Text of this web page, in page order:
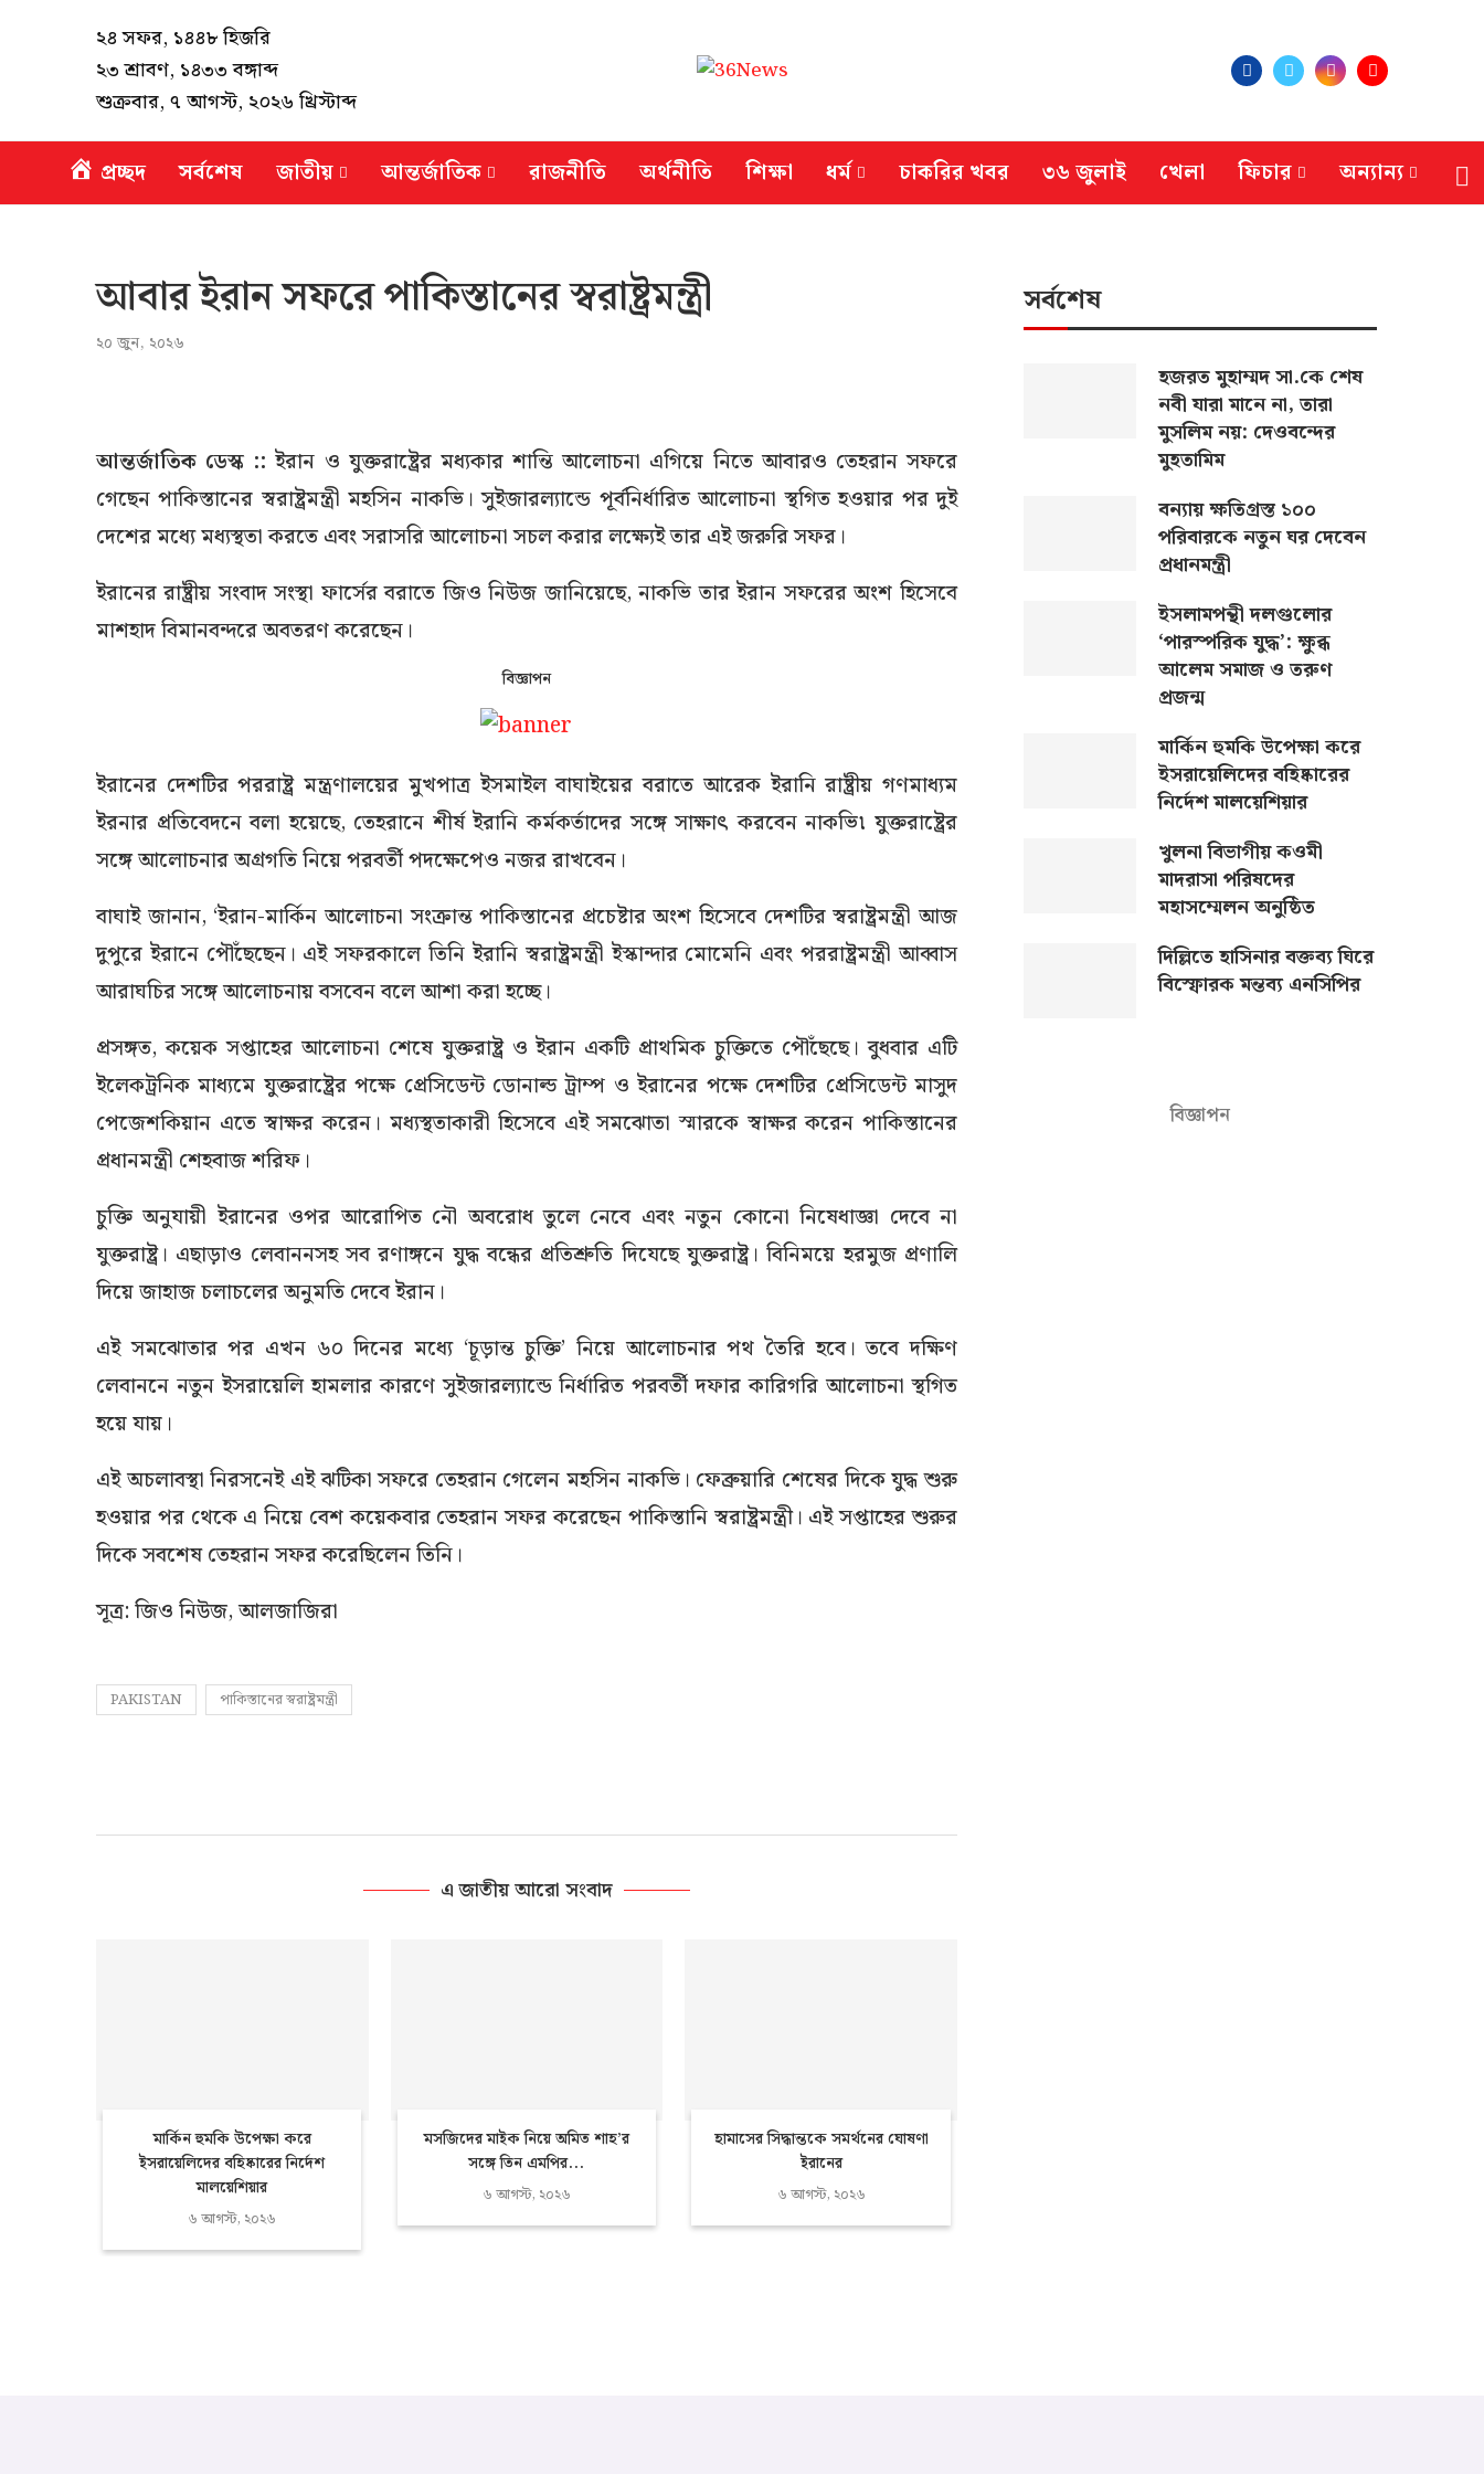
২৪ সফর, ১৪৪৮ হিজরি
২৩ শ্রাবণ, ১৪৩৩ বঙ্গাব্দ
শুক্রবার, ৭ আগস্ট, ২০২৬ খ্রিস্টাব্দ
প্রচ্ছদ সর্বশেষ জাতীয় আন্তর্জাতিক রাজনীতি অর্থনীতি শিক্ষা ধর্ম চাকরির খবর ৩৬ জুলাই খেলা ফিচার অন্যান্য
আবার ইরান সফরে পাকিস্তানের স্বরাষ্ট্রমন্ত্রী
২০ জুন, ২০২৬
আন্তর্জাতিক ডেস্ক :: ইরান ও যুক্তরাষ্ট্রের মধ্যকার শান্তি আলোচনা এগিয়ে নিতে আবারও তেহরান সফরে
গেছেন পাকিস্তানের স্বরাষ্ট্রমন্ত্রী মহসিন নাকভি। সুইজারল্যান্ডে পূর্বনির্ধারিত আলোচনা স্থগিত হওয়ার পর দুই
দেশের মধ্যে মধ্যস্থতা করতে এবং সরাসরি আলোচনা সচল করার লক্ষ্যেই তার এই জরুরি সফর।
ইরানের রাষ্ট্রীয় সংবাদ সংস্থা ফার্সের বরাতে জিও নিউজ জানিয়েছে, নাকভি তার ইরান সফরের অংশ হিসেবে
মাশহাদ বিমানবন্দরে অবতরণ করেছেন।
বিজ্ঞাপন
ইরানের দেশটির পররাষ্ট্র মন্ত্রণালয়ের মুখপাত্র ইসমাইল বাঘাইয়ের বরাতে আরেক ইরানি রাষ্ট্রীয় গণমাধ্যম
ইরনার প্রতিবেদনে বলা হয়েছে, তেহরানে শীর্ষ ইরানি কর্মকর্তাদের সঙ্গে সাক্ষাৎ করবেন নাকভি৷ যুক্তরাষ্ট্রের
সঙ্গে আলোচনার অগ্রগতি নিয়ে পরবর্তী পদক্ষেপেও নজর রাখবেন।
বাঘাই জানান, ‘ইরান-মার্কিন আলোচনা সংক্রান্ত পাকিস্তানের প্রচেষ্টার অংশ হিসেবে দেশটির স্বরাষ্ট্রমন্ত্রী আজ
দুপুরে ইরানে পৌঁছেছেন। এই সফরকালে তিনি ইরানি স্বরাষ্ট্রমন্ত্রী ইস্কান্দার মোমেনি এবং পররাষ্ট্রমন্ত্রী আব্বাস
আরাঘচির সঙ্গে আলোচনায় বসবেন বলে আশা করা হচ্ছে।
প্রসঙ্গত, কয়েক সপ্তাহের আলোচনা শেষে যুক্তরাষ্ট্র ও ইরান একটি প্রাথমিক চুক্তিতে পৌঁছেছে। বুধবার এটি
ইলেকট্রনিক মাধ্যমে যুক্তরাষ্ট্রের পক্ষে প্রেসিডেন্ট ডোনাল্ড ট্রাম্প ও ইরানের পক্ষে দেশটির প্রেসিডেন্ট মাসুদ
পেজেশকিয়ান এতে স্বাক্ষর করেন। মধ্যস্থতাকারী হিসেবে এই সমঝোতা স্মারকে স্বাক্ষর করেন পাকিস্তানের
প্রধানমন্ত্রী শেহবাজ শরিফ।
চুক্তি অনুযায়ী ইরানের ওপর আরোপিত নৌ অবরোধ তুলে নেবে এবং নতুন কোনো নিষেধাজ্ঞা দেবে না
যুক্তরাষ্ট্র। এছাড়াও লেবাননসহ সব রণাঙ্গনে যুদ্ধ বন্ধের প্রতিশ্রুতি দিযেছে যুক্তরাষ্ট্র। বিনিময়ে হরমুজ প্রণালি
দিয়ে জাহাজ চলাচলের অনুমতি দেবে ইরান।
এই সমঝোতার পর এখন ৬০ দিনের মধ্যে ‘চূড়ান্ত চুক্তি’ নিয়ে আলোচনার পথ তৈরি হবে। তবে দক্ষিণ
লেবাননে নতুন ইসরায়েলি হামলার কারণে সুইজারল্যান্ডে নির্ধারিত পরবর্তী দফার কারিগরি আলোচনা স্থগিত
হয়ে যায়।
এই অচলাবস্থা নিরসনেই এই ঝটিকা সফরে তেহরান গেলেন মহসিন নাকভি। ফেব্রুয়ারি শেষের দিকে যুদ্ধ শুরু
হওয়ার পর থেকে এ নিয়ে বেশ কয়েকবার তেহরান সফর করেছেন পাকিস্তানি স্বরাষ্ট্রমন্ত্রী। এই সপ্তাহের শুরুর
দিকে সবশেষ তেহরান সফর করেছিলেন তিনি।
সূত্র: জিও নিউজ, আলজাজিরা
PAKISTAN পাকিস্তানের স্বরাষ্ট্রমন্ত্রী
এ জাতীয় আরো সংবাদ
মার্কিন হুমকি উপেক্ষা করে
ইসরায়েলিদের বহিষ্কারের নির্দেশ
মালয়েশিয়ার
৬ আগস্ট, ২০২৬
মসজিদের মাইক নিয়ে অমিত শাহ’র
সঙ্গে তিন এমপির...
৬ আগস্ট, ২০২৬
হামাসের সিদ্ধান্তকে সমর্থনের ঘোষণা
ইরানের
৬ আগস্ট, ২০২৬
সর্বশেষ
হজরত মুহাম্মদ সা.কে শেষ
নবী যারা মানে না, তারা
মুসলিম নয়: দেওবন্দের
মুহতামিম
বন্যায় ক্ষতিগ্রস্ত ১০০
পরিবারকে নতুন ঘর দেবেন
প্রধানমন্ত্রী
ইসলামপন্থী দলগুলোর
‘পারস্পরিক যুদ্ধ’: ক্ষুব্ধ
আলেম সমাজ ও তরুণ
প্রজন্ম
মার্কিন হুমকি উপেক্ষা করে
ইসরায়েলিদের বহিষ্কারের
নির্দেশ মালয়েশিয়ার
খুলনা বিভাগীয় কওমী
মাদরাসা পরিষদের
মহাসম্মেলন অনুষ্ঠিত
দিল্লিতে হাসিনার বক্তব্য ঘিরে
বিস্ফোরক মন্তব্য এনসিপির
বিজ্ঞাপন